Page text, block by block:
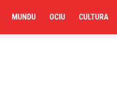
MUNDU OCIU CULTURA